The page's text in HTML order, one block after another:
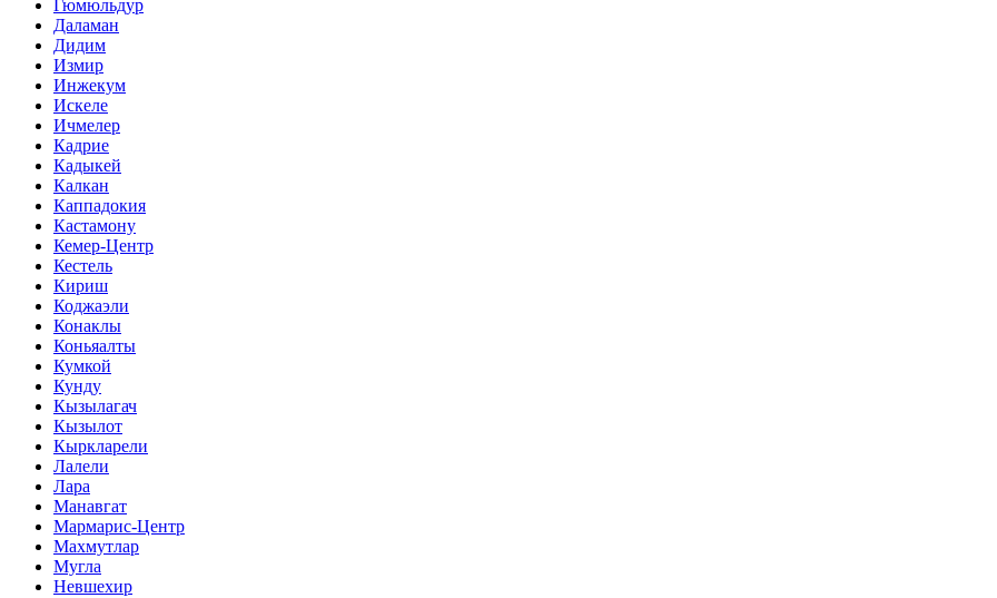
Гюмюльдур
Даламан
Дидим
Измир
Инжекум
Искеле
Ичмелер
Кадрие
Кадыкей
Калкан
Каппадокия
Кастамону
Кемер-Центр
Кестель
Кириш
Коджаэли
Конаклы
Коньяалты
Кумкой
Кунду
Кызылагач
Кызылот
Кыркларели
Лалели
Лара
Манавгат
Мармарис-Центр
Махмутлар
Мугла
Невшехир